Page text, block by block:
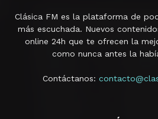
Clásica FM es la plataforma de
más escuchada. Nuevos
online 24h que te ofrecen la
como nunca antes la
Contáctanos: